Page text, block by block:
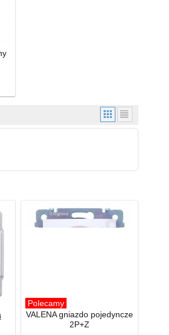
Polecamy
VALENA gniazdo pojedyncze
2P+Z